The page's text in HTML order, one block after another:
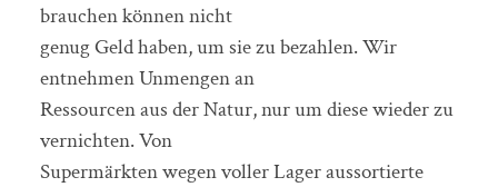
brauchen können nicht
genug Geld haben, um sie zu bezahlen. Wir
entnehmen Unmengen an
Ressourcen aus der Natur, nur um diese wieder zu
vernichten. Von
Supermärkten wegen voller Lager aussortierte